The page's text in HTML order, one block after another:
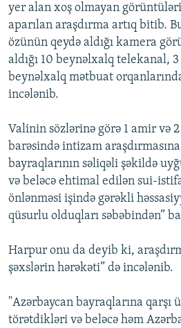
yer alan xoş olmayan
aparılan araşdırma artıq bitib.
özünün qeydə aldığı kamera
aldığı 10 beynəlxalq telekanal,
beynəlxalq mətbuat
incələnib.
Valinin sözlərinə görə 1 amir və
barəsində intizam
bayraqlarının səliqəli şəkildə
və beləcə ehtimal edilən sui-
önlənməsi işində gərəkli
qüsurlu olduqları səbəbindən”
Harpur onu da deyib ki,
şəxslərin hərəkəti” də incələnib.
"Azərbaycan bayraqlarına qarşı
törətdikləri və beləcə həm